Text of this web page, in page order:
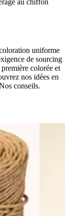
au chiffon
uniforme
de sourcing
colorée et
nos idées en
conseils.